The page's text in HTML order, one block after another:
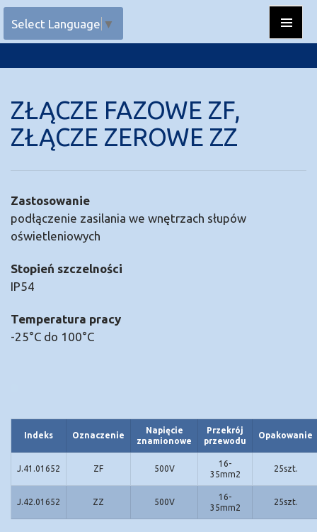
Menu
Select Language ▼
ZŁĄCZE FAZOWE ZF,
ZŁĄCZE ZEROWE ZZ
Zastosowanie
podłączenie zasilania we wnętrzach słupów
oświetleniowych
Stopień szczelności
IP54
Temperatura pracy
-25°C do 100°C
Indeks Oznaczenie
Napięcie
znamionowe
Przekrój
przewodu
Opakowanie
J.41.01652 ZF 500V
16-
35mm2
25szt.
J.42.01652 ZZ 500V
16-
35mm2
25szt.